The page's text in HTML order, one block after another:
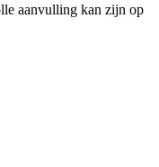
aanvulling kan zijn op